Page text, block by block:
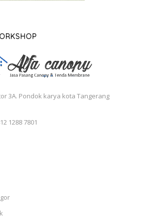
3A. Pondok karya kota Tangerang
1288 7801